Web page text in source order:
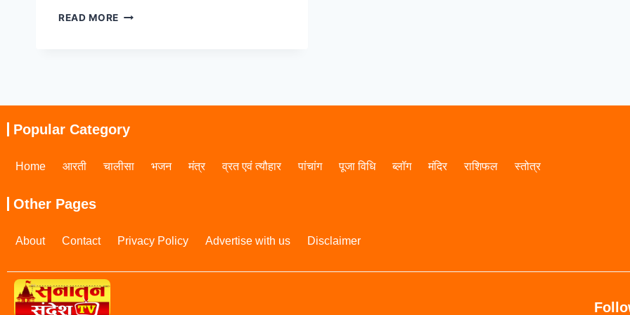
READ MORE
Popular Category
Home आरती चालीसा भजन मंत्र व्रत एवं त्यौहार पांचांग पूजा विधि ब्लॉग मंदिर राशिफल स्तोत्र
Other Pages
About Contact Privacy Policy Advertise with us Disclaimer